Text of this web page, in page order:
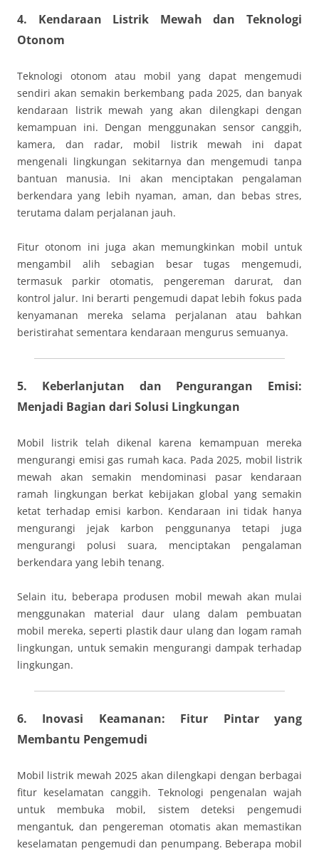
4. Kendaraan Listrik Mewah dan Teknologi
Otonom
Teknologi otonom atau mobil yang dapat mengemudi
sendiri akan semakin berkembang pada 2025, dan banyak
kendaraan listrik mewah yang akan dilengkapi dengan
kemampuan ini. Dengan menggunakan sensor canggih,
kamera, dan radar, mobil listrik mewah ini dapat
mengenali lingkungan sekitarnya dan mengemudi tanpa
bantuan manusia. Ini akan menciptakan pengalaman
berkendara yang lebih nyaman, aman, dan bebas stres,
terutama dalam perjalanan jauh.
Fitur otonom ini juga akan memungkinkan mobil untuk
mengambil alih sebagian besar tugas mengemudi,
termasuk parkir otomatis, pengereman darurat, dan
kontrol jalur. Ini berarti pengemudi dapat lebih fokus pada
kenyamanan mereka selama perjalanan atau bahkan
beristirahat sementara kendaraan mengurus semuanya.
5. Keberlanjutan dan Pengurangan Emisi:
Menjadi Bagian dari Solusi Lingkungan
Mobil listrik telah dikenal karena kemampuan mereka
mengurangi emisi gas rumah kaca. Pada 2025, mobil listrik
mewah akan semakin mendominasi pasar kendaraan
ramah lingkungan berkat kebijakan global yang semakin
ketat terhadap emisi karbon. Kendaraan ini tidak hanya
mengurangi jejak karbon penggunanya tetapi juga
mengurangi polusi suara, menciptakan pengalaman
berkendara yang lebih tenang.
Selain itu, beberapa produsen mobil mewah akan mulai
menggunakan material daur ulang dalam pembuatan
mobil mereka, seperti plastik daur ulang dan logam ramah
lingkungan, untuk semakin mengurangi dampak terhadap
lingkungan.
6. Inovasi Keamanan: Fitur Pintar yang
Membantu Pengemudi
Mobil listrik mewah 2025 akan dilengkapi dengan berbagai
fitur keselamatan canggih. Teknologi pengenalan wajah
untuk membuka mobil, sistem deteksi pengemudi
mengantuk, dan pengereman otomatis akan memastikan
keselamatan pengemudi dan penumpang. Beberapa mobil